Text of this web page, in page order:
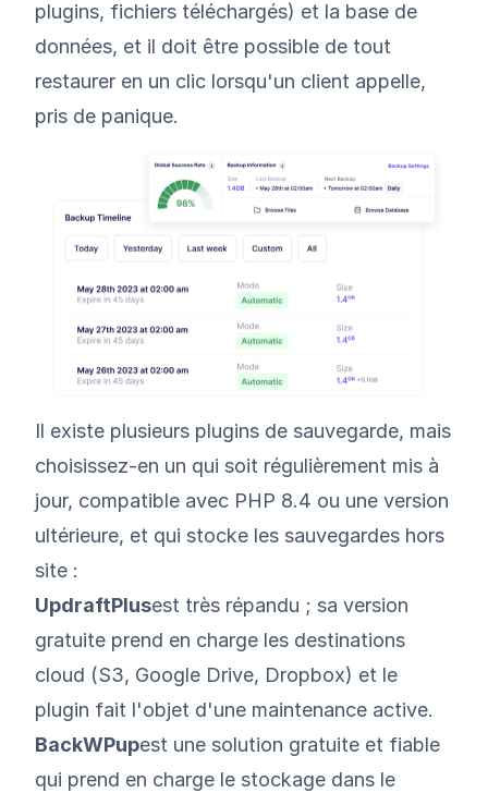
plugins, fichiers téléchargés) et la base de
données, et il doit être possible de tout
restaurer en un clic lorsqu'un client appelle,
pris de panique.
Il existe plusieurs plugins de sauvegarde, mais
choisissez-en un qui soit régulièrement mis à
jour, compatible avec PHP 8.4 ou une version
ultérieure, et qui stocke les sauvegardes hors
site :
UpdraftPlusest très répandu ; sa version
gratuite prend en charge les destinations
cloud (S3, Google Drive, Dropbox) et le
plugin fait l'objet d'une maintenance active.
BackWPupest une solution gratuite et fiable
qui prend en charge le stockage dans le